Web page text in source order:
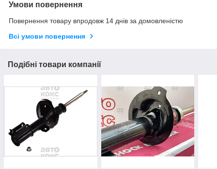
Умови повернення
Повернення товару впродовж 14 днів за домовленістю
Всі умови повернення
Подібні товари компанії